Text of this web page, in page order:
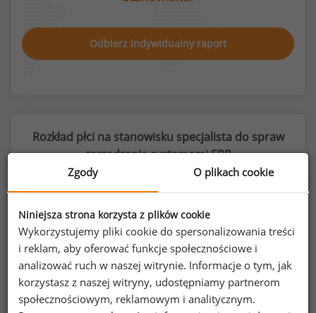
Odbierz indywidualny raport
Rozkład płci na stanowisku specjalista do spraw
zarządzania systemami ERP
32%
Kobiety
68%
Mężczyźni
Zgody O plikach cookie
Niniejsza strona korzysta z plików cookie
Wykorzystujemy pliki cookie do spersonalizowania treści
i reklam, aby oferować funkcje społecznościowe i
analizować ruch w naszej witrynie. Informacje o tym, jak
korzystasz z naszej witryny, udostępniamy partnerom
społecznościowym, reklamowym i analitycznym.